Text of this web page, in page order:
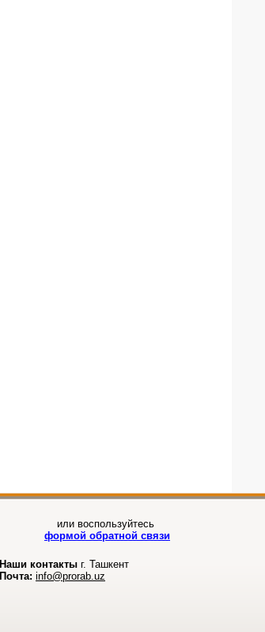
или воспользуйтесь
формой обратной связи
Наши контакты г. Ташкент
Почта: info@prorab.uz